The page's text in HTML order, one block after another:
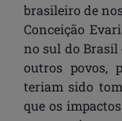
brasileiro de
Conceição
no sul do Brasil
outros povos,
teriam sido
que os